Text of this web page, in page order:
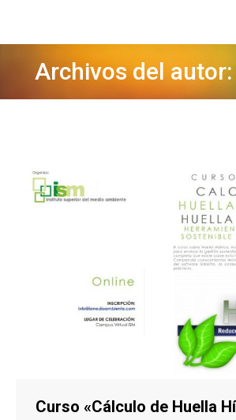
Archivos delEstás aquí:
Curso «Cálculo de Huella